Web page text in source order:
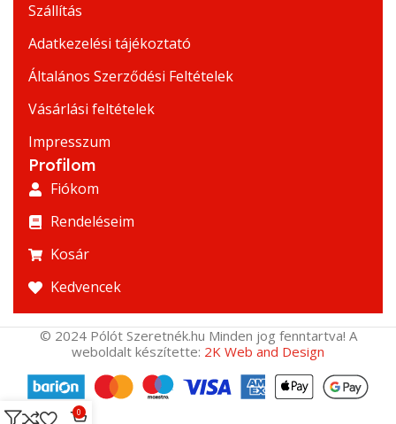
Szállítás
Adatkezelési tájékoztató
Általános Szerződési Feltételek
Vásárlási feltételek
Impresszum
Profilom
Fiókom
Rendeléseim
Kosár
Kedvencek
© 2024 Pólót Szeretnék.hu Minden jog fenntartva! A
weboldalt készítette: 2K Web and Design
0